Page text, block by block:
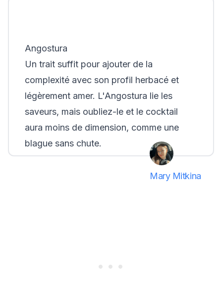
Angostura
Un trait suffit pour ajouter de la
complexité avec son profil herbacé et
légèrement amer. L'Angostura lie les
saveurs, mais oubliez-le et le cocktail
aura moins de dimension, comme une
blague sans chute.
Mary Mitkina